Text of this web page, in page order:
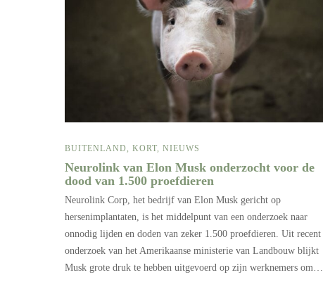
BUITENLAND, KORT, NIEUWS
Neurolink van Elon Musk onderzocht voor de
dood van 1.500 proefdieren
Neurolink Corp, het bedrijf van Elon Musk gericht op
hersenimplantaten, is het middelpunt van een onderzoek naar
onnodig lijden en doden van zeker 1.500 proefdieren. Uit recent
onderzoek van het Amerikaanse ministerie van Landbouw blijkt
Musk grote druk te hebben uitgevoerd op zijn werknemers om…